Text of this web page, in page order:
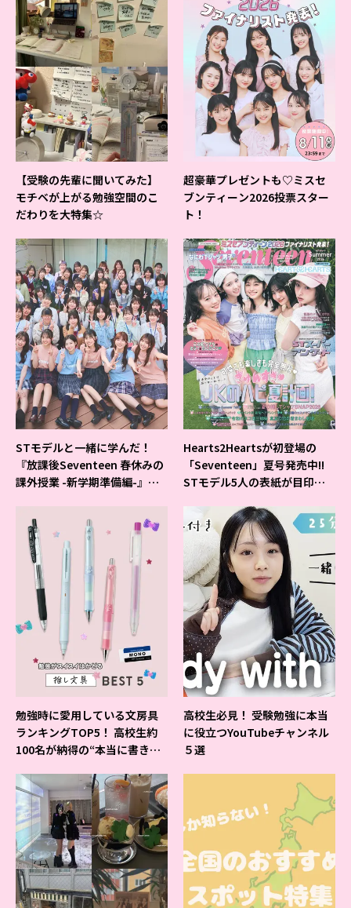
【受験の先輩に聞いてみた】
モチベが上がる勉強空間のこ
だわりを大特集☆
超豪華プレゼントも♡ミスセ
ブンティーン2026投票スター
ト！
STモデルと一緒に学んだ！
『放課後Seventeen 春休みの
課外授業 -新学期準備編-』イ
Hearts2Heartsが初登場の
「Seventeen」夏号発売中!!
STモデル5人の表紙が目印だ
勉強時に愛用している文房具
ランキングTOP5！ 高校生約
100名が納得の“本当に書きや
高校生必見！ 受験勉強に本当
に役立つYouTubeチャンネル
５選